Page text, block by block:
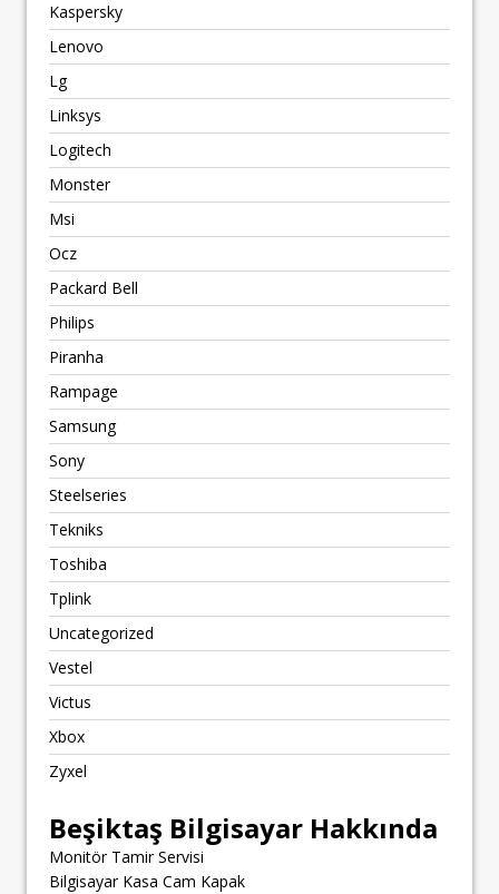
Kaspersky
Lenovo
Lg
Linksys
Logitech
Monster
Msi
Ocz
Packard Bell
Philips
Piranha
Rampage
Samsung
Sony
Steelseries
Tekniks
Toshiba
Tplink
Uncategorized
Vestel
Victus
Xbox
Zyxel
Beşiktaş Bilgisayar Hakkında
Monitör Tamir Servisi
Bilgisayar Kasa Cam Kapak